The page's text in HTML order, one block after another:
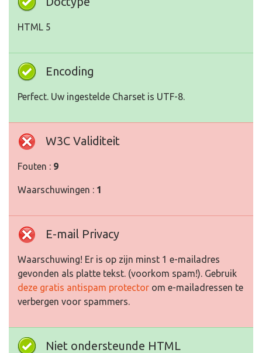
HTML 5
Encoding
Perfect. Uw ingestelde Charset is UTF-8.
W3C Validiteit
Fouten : 9
Waarschuwingen : 1
E-mail Privacy
Waarschuwing! Er is op zijn minst 1 e-mailadres
gevonden als platte tekst. (voorkom spam!). Gebruik
deze gratis antispam protector om e-mailadressen te
verbergen voor spammers.
Niet ondersteunde HTML